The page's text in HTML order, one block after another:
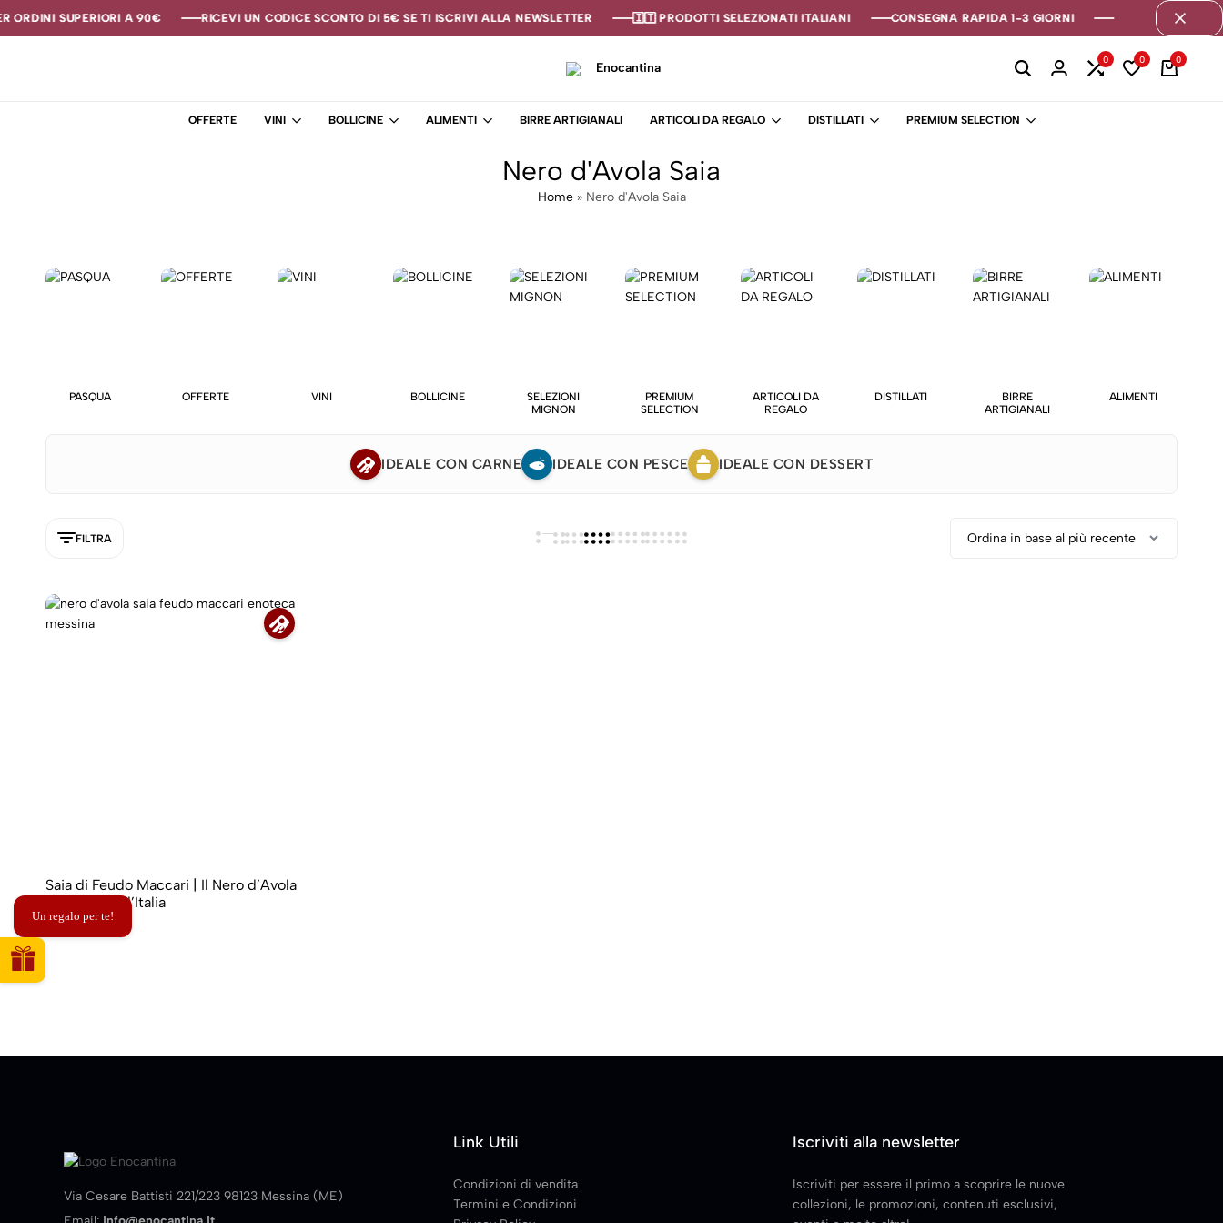
ORDINI SUPERIORI A 90€ RICEVI UN CODICE SCONTO DI 5€ SE TI ISCRIVI ALLA NEWSLETTER 🇮🇹 PRODOTTI SELEZIONATI ITALIANI CONSEGNA RAPIDA 1-3 GIORNI
ORDINI SUPERIORI A 90€ RICEVI UN CODICE SCONTO DI 5€ SE TI ISCRIVI ALLA NEWSLETTER 🇮🇹 PRODOTTI SELEZIONATI ITALIANI CONSEGNA RAPIDA 1-3 GIORNI
ORDINI SUPERIORI A 90€ RICEVI UN CODICE SCONTO DI 5€ SE TI ISCRIVI ALLA NEWSLETTER 🇮🇹 PRODOTTI SELEZIONATI ITALIANI CONSEGNA RAPIDA 1-3 GIORNI
cantina
–
Enoteca
0 0 0
OFFERTE VINI BOLLICINE ALIMENTI BIRRE ARTIGIANALI ARTICOLI DA REGALO DISTILLATI PREMIUM SELECTION
Nero d'Avola Saia
Home» Nero d'Avola Saia
PASQUA OFFERTE VINI BOLLICINE
SELEZIONI
MIGNON
PREMIUM
SELECTION
ARTICOLI DA
REGALO
DISTILLATI
BIRRE
ARTIGIANALI
ALIMENTI
IDEALE CON CARNE IDEALE CON PESCE IDEALE CON DESSERT
FILTRA
Saia di Feudo Maccari | Il Nero d’Avola
più famoso d’Italia
28,00
Via Cesare Battisti 221/223 98123 Messina (ME)
Link Utili
Condizioni di vendita
Termini e Condizioni
Iscriviti alla newsletter
Iscriviti per essere il primo a scoprire le nuove
collezioni, le promozioni, contenuti esclusivi,
5NEW
Un regalo per te!